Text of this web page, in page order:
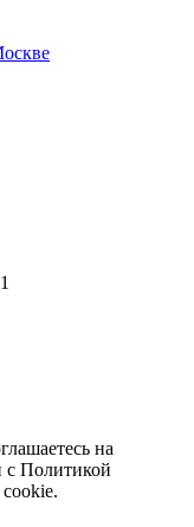
на
с Политикой